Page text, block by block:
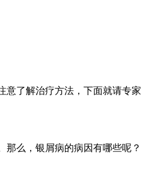
意了解治疗方法，下面就请专家
么，银屑病的病因有哪些呢？